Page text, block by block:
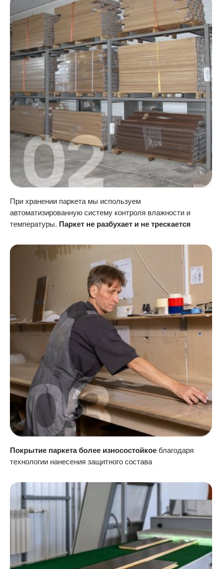
При хранении паркета мы используем
автоматизированную систему контроля влажности и
температуры. Паркет не разбухает и не трескается
Покрытие паркета более износостойкое благодаря
технологии нанесения защитного состава